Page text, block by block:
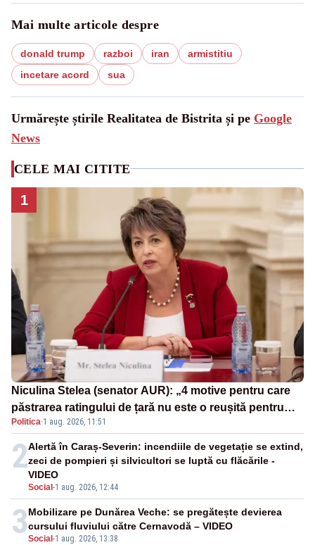
Mai multe articole despre
donald trump razboi iran
armistitiu
incetare acord
sua
Urmărește știrile Realitatea de Bistrita și pe Google
News
CELE MAI CITITE
1
Niculina Stelea (senator AUR): „4 motive pentru care
păstrarea ratingului de țară nu este o reușită pentru
Guvernul Bolojan”
Politica·1 aug. 2026, 11:51
2
Social -1 aug. 2026, 12:44
Alertă în Caraș-Severin: incendiile de vegetație se extind,
zeci de pompieri și silvicultori se luptă cu flăcările -
VIDEO
3Social -1 aug. 2026, 13:38
Mobilizare pe Dunărea Veche: se pregătește devierea
cursului fluviului către Cernavodă – VIDEO